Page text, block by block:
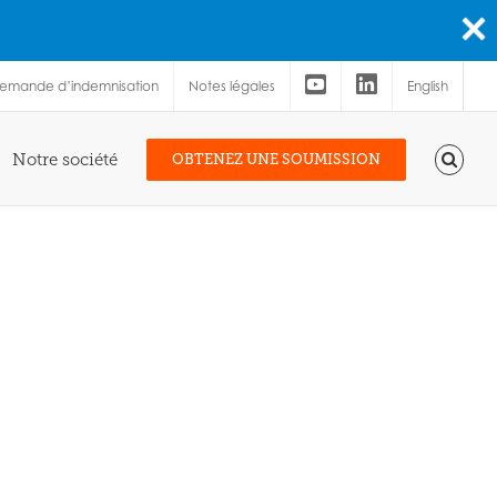
d’indemnisation Notes légales English
Notre société OBTENEZ UNE SOUMISSION